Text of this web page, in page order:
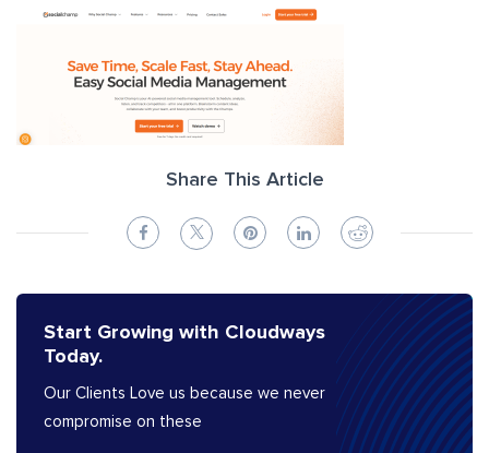
Share This Article
Start Growing with Cloudways
Today.
Our Clients Love us because we never
compromise on these